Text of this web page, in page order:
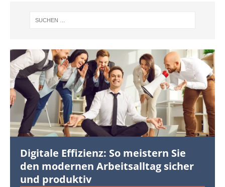
Digitale Effizienz: So meistern Sie
den modernen Arbeitsalltag sicher
und produktiv